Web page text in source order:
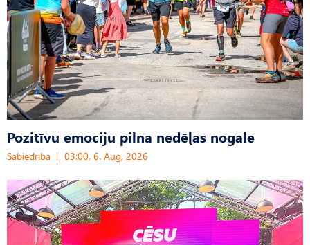
Pozitīvu emociju pilna nedēļas nogale
Sabiedrība 03:00, 6. Aug, 2026